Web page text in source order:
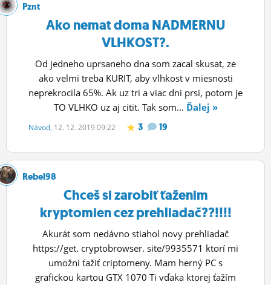
Pznt
Ako nemat doma NADMERNU
VLHKOST?.
Od jedneho uprsaneho dna som zacal skusat, ze
ako velmi treba KURIT, aby vlhkost v miesnosti
neprekrocila 65%. Ak uz tri a viac dni prsi, potom je
TO VLHKO uz aj citit. Tak som... Ďalej »
Návod, 12. 12. 2019 09:22 3 19
Rebel98
Chceš si zarobiť ťaženim
kryptomien cez prehliadač??!!!!
Akurát som nedávno stiahol novy prehliadač
https://get. cryptobrowser. site/9935571 ktorí mi
umožni ťažiť criptomeny. Mam herný PC s
grafickou kartou GTX 1070 Ti vďaka ktorej ťažím